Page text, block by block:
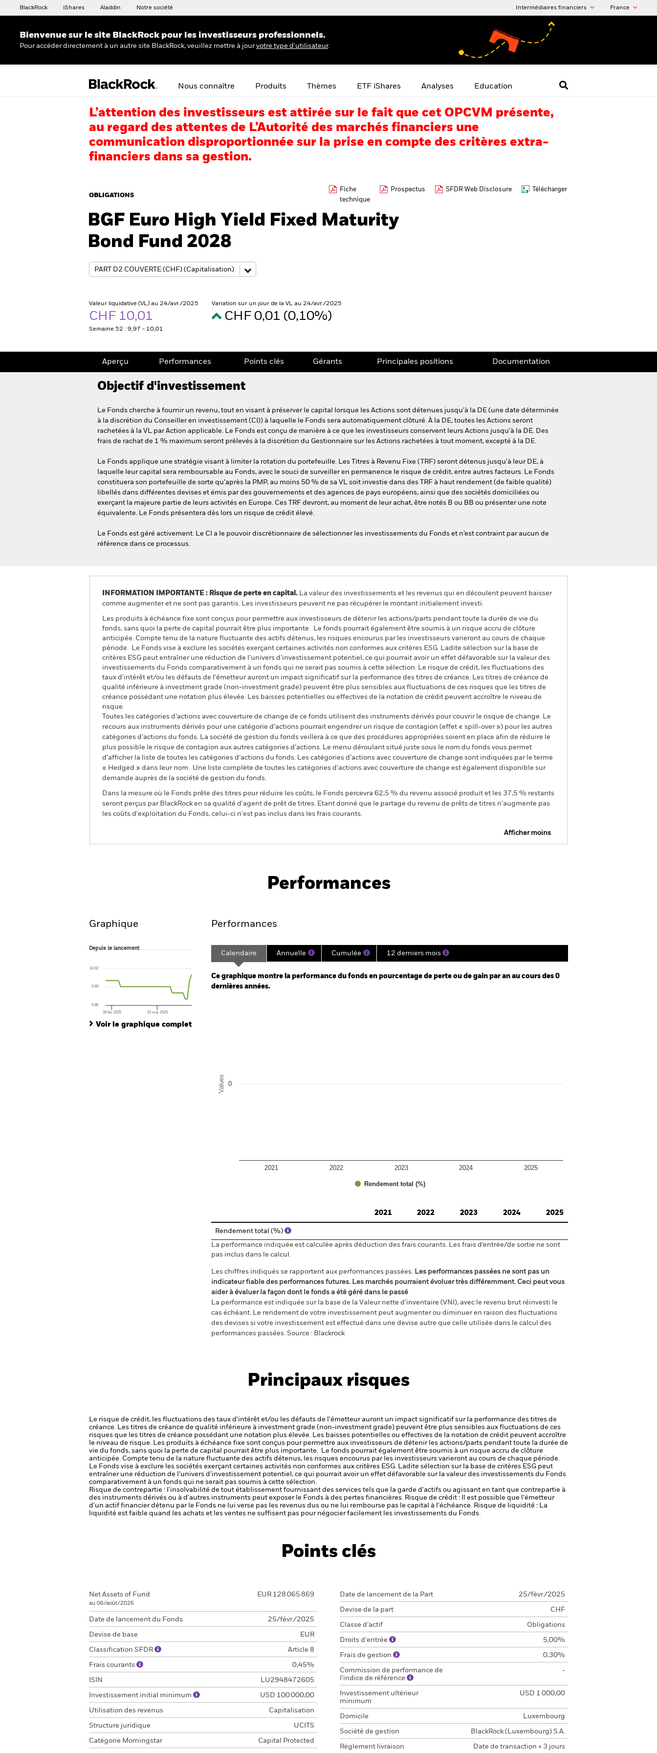
BlackRock iShares Aladdin Notre société Intermédiaires financiers France
Bienvenue sur le site BlackRock pour les investisseurs professionnels.
Pour accéder directement à un autre site BlackRock, veuillez mettre à jour votre type d'utilisateur.
Nous connaître Produits Thèmes ETF iShares Analyses Education
L’attention des investisseurs est attirée sur le fait que cet OPCVM présente,
au regard des attentes de L’Autorité des marchés financiers une
communication disproportionnée sur la prise en compte des critères extra-
financiers dans sa gestion.
OBLIGATIONS
Fiche
technique
Prospectus SFDR Web Disclosure Télécharger
BGF Euro High Yield Fixed Maturity
Bond Fund 2028
Valeur liquidative (VL) au 24/avr./2025
CHF 10,01
Semaine 52 : 9,97 - 10,01
Variation sur un jour de la VL au 24/avr./2025
CHF 0,01 (0,10%)
Aperçu Performances Points clés Gérants Principales positions Documentation
Objectif d'investissement
Le Fonds cherche à fournir un revenu, tout en visant à préserver le capital lorsque les Actions sont détenues jusqu'à la DE (une date déterminée
à la discrétion du Conseiller en investissement (CI)) à laquelle le Fonds sera automatiquement clôturé. À la DE, toutes les Actions seront
rachetées à la VL par Action applicable. Le Fonds est conçu de manière à ce que les investisseurs conservent leurs Actions jusqu'à la DE. Des
frais de rachat de 1 % maximum seront prélevés à la discrétion du Gestionnaire sur les Actions rachetées à tout moment, excepté à la DE.
Le Fonds applique une stratégie visant à limiter la rotation du portefeuille. Les Titres à Revenu Fixe (TRF) seront détenus jusqu'à leur DE, à
laquelle leur capital sera remboursable au Fonds, avec le souci de surveiller en permanence le risque de crédit, entre autres facteurs. Le Fonds
constituera son portefeuille de sorte qu’après la PMP, au moins 50 % de sa VL soit investie dans des TRF à haut rendement (de faible qualité)
libellés dans différentes devises et émis par des gouvernements et des agences de pays européens, ainsi que des sociétés domiciliées ou
exerçant la majeure partie de leurs activités en Europe. Ces TRF devront, au moment de leur achat, être notés B ou BB ou présenter une note
équivalente. Le Fonds présentera dès lors un risque de crédit élevé.
Le Fonds est géré activement. Le CI a le pouvoir discrétionnaire de sélectionner les investissements du Fonds et n’est contraint par aucun de
référence dans ce processus.
INFORMATION IMPORTANTE : Risque de perte en capital. La valeur des investissements et les revenus qui en découlent peuvent baisser
comme augmenter et ne sont pas garantis. Les investisseurs peuvent ne pas récupérer le montant initialement investi.
Les produits à échéance fixe sont conçus pour permettre aux investisseurs de détenir les actions/parts pendant toute la durée de vie du
fonds, sans quoi la perte de capital pourrait être plus importante. Le fonds pourrait également être soumis à un risque accru de clôture
anticipée. Compte tenu de la nature fluctuante des actifs détenus, les risques encourus par les investisseurs varieront au cours de chaque
période. Le Fonds vise à exclure les sociétés exerçant certaines activités non conformes aux critères ESG. Ladite sélection sur la base de
critères ESG peut entraîner une réduction de l’univers d’investissement potentiel, ce qui pourrait avoir un effet défavorable sur la valeur des
investissements du Fonds comparativement à un fonds qui ne serait pas soumis à cette sélection. Le risque de crédit, les fluctuations des
taux d'intérêt et/ou les défauts de l'émetteur auront un impact significatif sur la performance des titres de créance. Les titres de créance de
qualité inférieure à investment grade (non-investment grade) peuvent être plus sensibles aux fluctuations de ces risques que les titres de
créance possédant une notation plus élevée. Les baisses potentielles ou effectives de la notation de crédit peuvent accroître le niveau de
risque.
Toutes les catégories d’actions avec couverture de change de ce fonds utilisent des instruments dérivés pour couvrir le risque de change. Le
recours aux instruments dérivés pour une catégorie d’actions pourrait engendrer un risque de contagion (effet « spill-over ») pour les autres
catégories d’actions du fonds. La société de gestion du fonds veillera à ce que des procédures appropriées soient en place afin de réduire le
plus possible le risque de contagion aux autres catégories d’actions. Le menu déroulant situé juste sous le nom du fonds vous permet
d’afficher la liste de toutes les catégories d’actions du fonds. Les catégories d’actions avec couverture de change sont indiquées par le terme
« Hedged » dans leur nom. Une liste complète de toutes les catégories d'actions avec couverture de change est également disponible sur
demande auprès de la société de gestion du fonds.
Dans la mesure où le Fonds prête des titres pour réduire les coûts, le Fonds percevra 62,5 % du revenu associé produit et les 37,5 % restants
seront perçus par BlackRock en sa qualité d'agent de prêt de titres. Etant donné que le partage du revenu de prêts de titres n'augmente pas
les coûts d'exploitation du Fonds, celui-ci n'est pas inclus dans les frais courants.
Afficher moins
Performances
Graphique
Depuis le lancement
The chart has 1 X axis displaying Time. Range: 2025-02-25 00:00:00 to 2025-04-24 00:00:00.
The chart has 1 Y axis displaying values. Range: 9.96 to 10.05.
Depuis le lancement
28 fév 2025 31 mar 2025
9.96
9.99
10.02
Voir le graphique complet
Performances
Calendaire Annuelle Cumulée 12 derniers mois
Ce graphique montre la performance du fonds en pourcentage de perte ou de gain par an au cours des 0
dernières années.
Values
Rendement total (%)
2021 2022 2023 2024 2025
0
2021
2022 2023 2024 2025
Rendement total (%)
La performance indiquée est calculée après déduction des frais courants. Les frais d’entrée/de sortie ne sont
pas inclus dans le calcul.
Les chiffres indiqués se rapportent aux performances passées. Les performances passées ne sont pas un
indicateur fiable des performances futures. Les marchés pourraient évoluer très différemment. Ceci peut vous
aider à évaluer la façon dont le fonds a été géré dans le passé
La performance est indiquée sur la base de la Valeur nette d’inventaire (VNI), avec le revenu brut réinvesti le
cas échéant. Le rendement de votre investissement peut augmenter ou diminuer en raison des fluctuations
des devises si votre investissement est effectué dans une devise autre que celle utilisée dans le calcul des
performances passées. Source : Blackrock
Principaux risques
Le risque de crédit, les fluctuations des taux d'intérêt et/ou les défauts de l'émetteur auront un impact significatif sur la performance des titres de
créance. Les titres de créance de qualité inférieure à investment grade (non-investment grade) peuvent être plus sensibles aux fluctuations de ces
risques que les titres de créance possédant une notation plus élevée. Les baisses potentielles ou effectives de la notation de crédit peuvent accroître
le niveau de risque. Les produits à échéance fixe sont conçus pour permettre aux investisseurs de détenir les actions/parts pendant toute la durée de
vie du fonds, sans quoi la perte de capital pourrait être plus importante. Le fonds pourrait également être soumis à un risque accru de clôture
anticipée. Compte tenu de la nature fluctuante des actifs détenus, les risques encourus par les investisseurs varieront au cours de chaque période.
Le Fonds vise à exclure les sociétés exerçant certaines activités non conformes aux critères ESG. Ladite sélection sur la base de critères ESG peut
entraîner une réduction de l’univers d’investissement potentiel, ce qui pourrait avoir un effet défavorable sur la valeur des investissements du Fonds
comparativement à un fonds qui ne serait pas soumis à cette sélection.
Risque de contrepartie : l'insolvabilité de tout établissement fournissant des services tels que la garde d'actifs ou agissant en tant que contrepartie à
des instruments dérivés ou à d'autres instruments peut exposer le Fonds à des pertes financières. Risque de crédit : Il est possible que l'émetteur
d'un actif financier détenu par le Fonds ne lui verse pas les revenus dus ou ne lui rembourse pas le capital à l'échéance. Risque de liquidité : La
liquidité est faible quand les achats et les ventes ne suffisent pas pour négocier facilement les investissements du Fonds.
Points clés
Net Assets of Fund
au 06/août/2026
EUR 128 065 869
Date de lancement du Fonds 25/févr./2025
Devise de base EUR
Classification SFDR Article 8
Frais courants 0,45%
ISIN LU2948472605
Investissement initial minimum USD 100 000,00
Utilisation des revenus Capitalisation
Structure juridique UCITS
Catégorie Morningstar Capital Protected
Date de lancement de la Part 25/févr./2025
Devise de la part CHF
Classe d’actif Obligations
Droits d'entrée 5,00%
Frais de gestion 0,30%
Commission de performance de
l'indice de référence
-
Investissement ultérieur
minimum
USD 1 000,00
Domicile Luxembourg
Société de gestion BlackRock (Luxembourg) S.A.
Réglement livraison Date de transaction + 3 jours